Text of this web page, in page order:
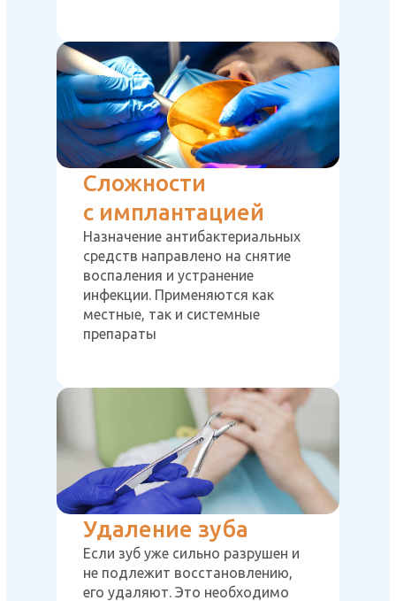
Сложности
с имплантацией
Назначение антибактериальных
средств направлено на снятие
воспаления и устранение
инфекции. Применяются как
местные, так и системные
препараты
Удаление зуба
Если зуб уже сильно разрушен и
не подлежит восстановлению,
его удаляют. Это необходимо